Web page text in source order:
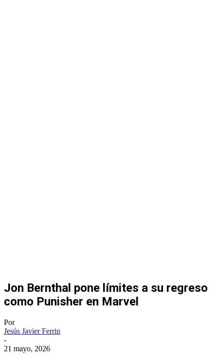
Jon Bernthal pone límites a su regreso
como Punisher en Marvel
Por
Jesús Javier Ferrin
-
21 mayo, 2026